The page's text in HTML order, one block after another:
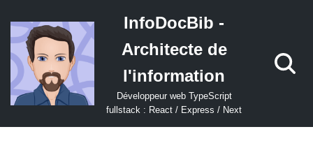
Aller
au
contenu
InfoDocBib -
Architecte de
l'information
Développeur web TypeScript
fullstack : React / Express / Next